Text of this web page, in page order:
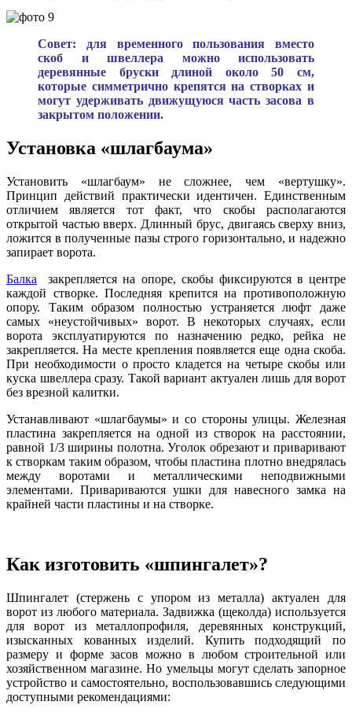
Совет: для временного пользования вместо
скоб и швеллера можно использовать
деревянные бруски длиной около 50 см,
которые симметрично крепятся на створках и
могут удерживать движущуюся часть засова в
закрытом положении.
Установка «шлагбаума»
Установить «шлагбаум» не сложнее, чем «вертушку».
Принцип действий практически идентичен. Единственным
отличием является тот факт, что скобы располагаются
открытой частью вверх. Длинный брус, двигаясь сверху вниз,
ложится в полученные пазы строго горизонтально, и надежно
запирает ворота.
Балка закрепляется на опоре, скобы фиксируются в центре
каждой створке. Последняя крепится на противоположную
опору. Таким образом полностью устраняется люфт даже
самых «неустойчивых» ворот. В некоторых случаях, если
ворота эксплуатируются по назначению редко, рейка не
закрепляется. На месте крепления появляется еще одна скоба.
При необходимости о просто кладется на четыре скобы или
куска швеллера сразу. Такой вариант актуален лишь для ворот
без врезной калитки.
Устанавливают «шлагбаумы» и со стороны улицы. Железная
пластина закрепляется на одной из створок на расстоянии,
равной 1/3 ширины полотна. Уголок обрезают и приваривают
к створкам таким образом, чтобы пластина плотно внедрялась
между воротами и металлическими неподвижными
элементами. Привариваются ушки для навесного замка на
крайней части пластины и на створке.
Как изготовить «шпингалет»?
Шпингалет (стержень с упором из металла) актуален для
ворот из любого материала. Задвижка (щеколда) используется
для ворот из металлопрофиля, деревянных конструкций,
изысканных кованных изделий. Купить подходящий по
размеру и форме засов можно в любом строительной или
хозяйственном магазине. Но умельцы могут сделать запорное
устройство и самостоятельно, воспользовавшись следующими
доступными рекомендациями: